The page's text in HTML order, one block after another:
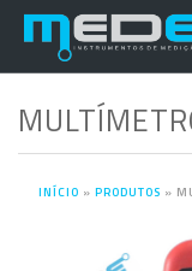
INÍCIO » PRODUTOS »